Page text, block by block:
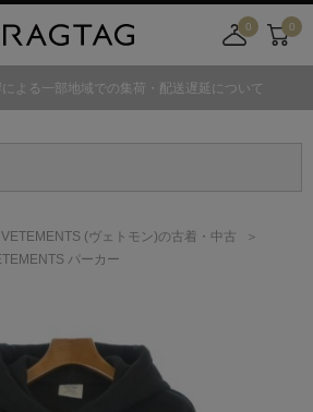
0
舗
カ
ト
0
よる一部地域での集荷・配送遅延について
VETEMENTS (ヴェトモン)の古着・中古
パーカー